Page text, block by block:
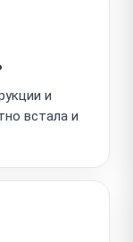
и
встала и